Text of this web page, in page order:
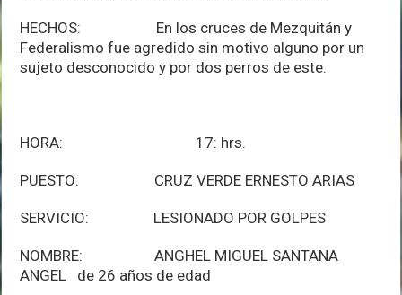
HECHOS: En los cruces de Mezquitán y
Federalismo fue agredido sin motivo alguno por un
sujeto desconocido y por dos perros de este.
HORA: 17: hrs.
PUESTO: CRUZ VERDE ERNESTO ARIAS
SERVICIO: LESIONADO POR GOLPES
NOMBRE: ANGHEL MIGUEL SANTANA
ANGEL de 26 años de edad